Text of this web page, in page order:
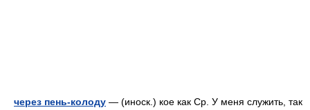
через пень-колоду — (иноск.) кое как Ср. У меня служить, так